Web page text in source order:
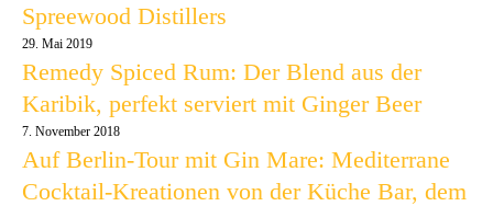
Spreewood Distillers
29. Mai 2019
Remedy Spiced Rum: Der Blend aus der
Karibik, perfekt serviert mit Ginger Beer
7. November 2018
Auf Berlin-Tour mit Gin Mare: Mediterrane
Cocktail-Kreationen von der Küche Bar, dem